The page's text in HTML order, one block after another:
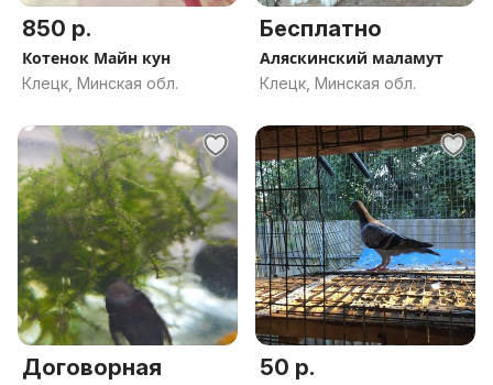
850 р.
Котенок Майн кун
Клецк, Минская обл.
Бесплатно
Аляскинский маламут
Клецк, Минская обл.
Договорная 50 р.